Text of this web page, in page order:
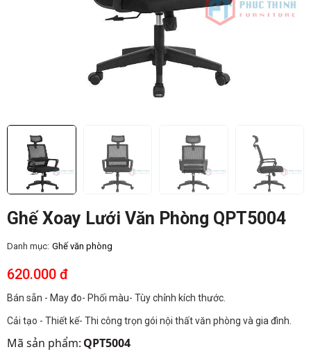
Ghế Xoay Lưới Văn Phòng QPT5004
Danh mục: Ghế văn phòng
620.000 đ
Bán sẵn - May đo- Phối màu- Tùy chỉnh kích thước.
Cải tạo - Thiết kế- Thi công trọn gói nội thất văn phòng và gia đình.
Mã sản phẩm: QPT5004